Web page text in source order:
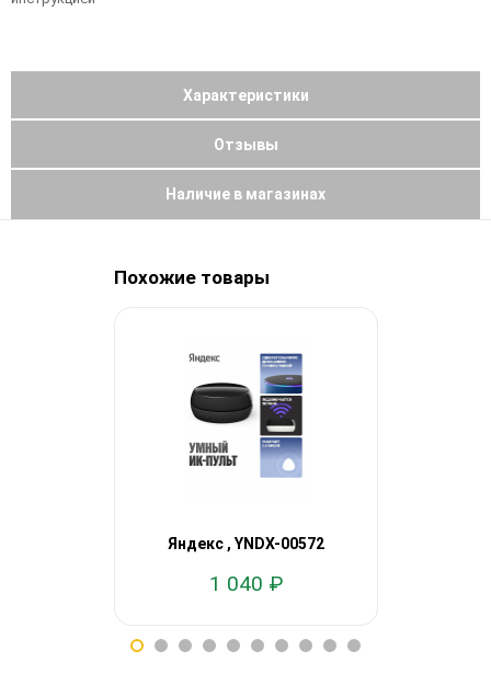
Характеристики
Отзывы
Наличие в магазинах
Похожие товары
Яндекс , YNDX-00572
1 040 ₽